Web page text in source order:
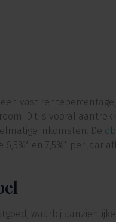
vast
Dit is vooral
inkomsten. De
en 7,5%* per jaar
waarbij